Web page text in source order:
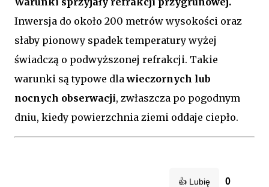
Inwersja do około 200 metrów wysokości oraz
słaby pionowy spadek temperatury wyżej
świadczą o podwyższonej refrakcji. Takie
warunki są typowe dlawieczornych lub
nocnych obserwacji, zwłaszcza po pogodnym
dniu, kiedy powierzchnia ziemi oddaje ciepło.
👍 Lubię 0